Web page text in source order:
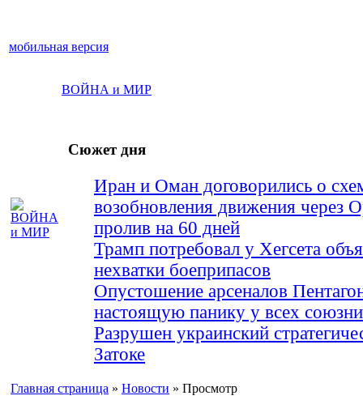
мобильная версия
ВОЙНА и МИР
Сюжет дня
Иран и Оман договорились о
возобновления движения через
пролив на 60 дней
Трамп потребовал у Хегсета
нехватки боеприпасов
Опустошение арсеналов
настоящую панику у всех
Разрушен украинский
Затоке
Главная страница » Новости » Просмотр